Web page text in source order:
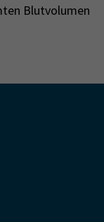
Blutvolumen